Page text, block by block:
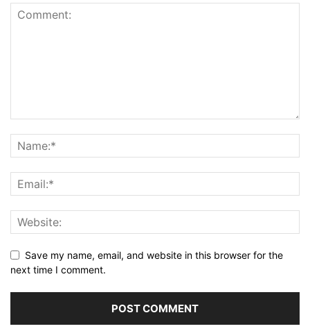
Save my name, email, and website in this browser for the
next time I comment.